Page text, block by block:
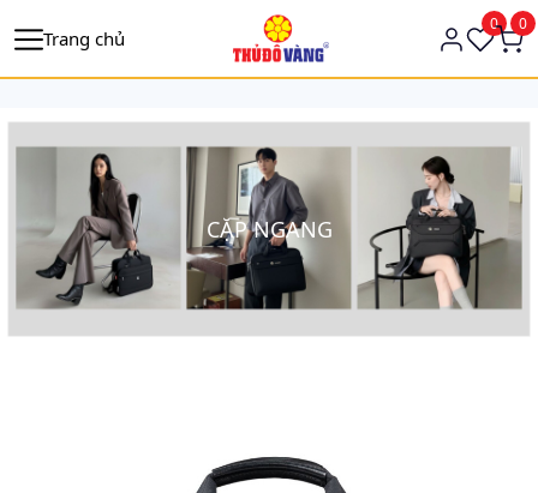
https://tagmanager.google.com/
Trang chủ
0 0
CẶP NGANG